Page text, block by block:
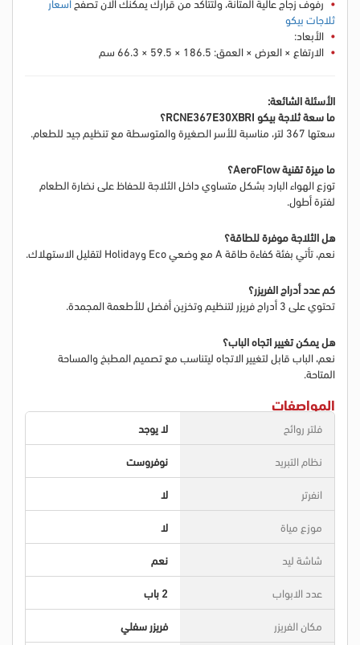
ثلاجات بيكو
الأبعاد:
الارتفاع × العرض × العمق: 186.5 × 59.5 × 66.3 سم
الأسئلة الشائعة:
ما سعة ثلاجة بيكو RCNE367E30XBRI؟
سعتها 367 لتر، مناسبة للأسر الصغيرة والمتوسطة مع تنظيم جيد للطعام.
ما ميزة تقنية AeroFlow؟
توزع الهواء البارد بشكل متساوي داخل الثلاجة للحفاظ على نضارة الطعام
لفترة أطول.
هل الثلاجة موفرة للطاقة؟
نعم، تأتي بفئة كفاءة طاقة A مع وضعي Eco وHoliday لتقليل الاستهلاك.
كم عدد أدراج الفريزر؟
تحتوي على 3 أدراج فريزر لتنظيم وتخزين أفضل للأطعمة المجمدة.
هل يمكن تغيير اتجاه الباب؟
نعم، الباب قابل لتغيير الاتجاه ليتناسب مع تصميم المطبخ والمساحة
المتاحة.
المواصفات
فلتر روائح
لا يوجد
نظام التبريد
نوفروست
انفرتر
لا
موزع مياة
لا
شاشة ليد
نعم
عدد الابواب
2 باب
مكان الفريزر
فريزر سفلي